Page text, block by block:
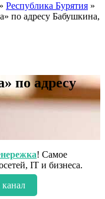
» Республика Бурятия »
по адресу Бабушкина,
по адресу
! Самое
IT и бизнеса.